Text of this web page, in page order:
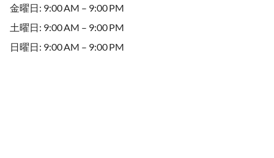
金曜日: 9:00 AM – 9:00 PM
土曜日: 9:00 AM – 9:00 PM
日曜日: 9:00 AM – 9:00 PM